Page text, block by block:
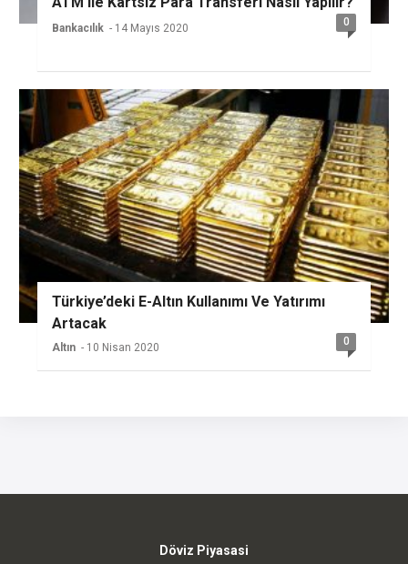
Bankacılık - 14 Mayıs 2020 0
Türkiye’deki E-Altın Kullanımı Ve Yatırımı
Artacak
Altın - 10 Nisan 2020 0
Döviz Piyasasi